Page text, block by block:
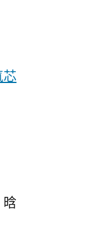
芯
晗